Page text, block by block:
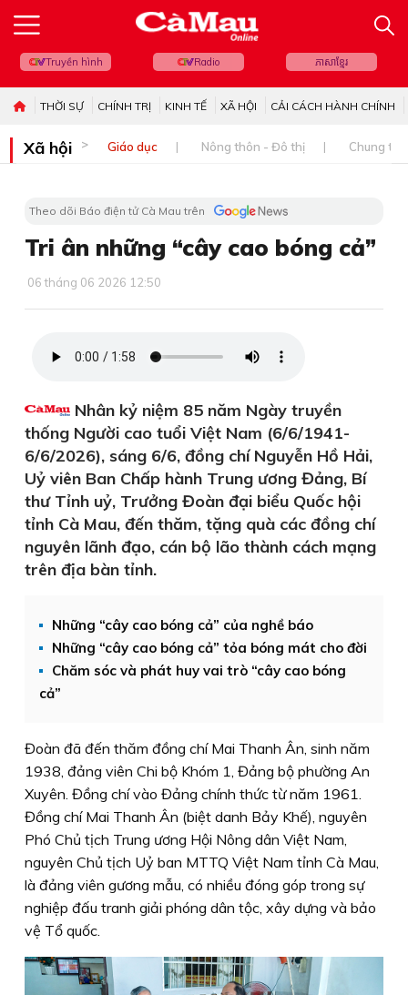
Truyền hình Radio ភាសាខ្មែរ
THỜI SỰ CHÍNH TRỊ KINH TẾ XÃ HỘI CẢI CÁCH HÀNH CHÍNH
Xã hội Giáo dục Nông thôn - Đô thị Chung
Theo dõi Báo điện tử Cà Mau trên
Tri ân những “cây cao bóng cả”
06 tháng 06 2026 12:50
Nhân kỷ niệm 85 năm Ngày truyền
thống Người cao tuổi Việt Nam (6/6/1941-
6/6/2026), sáng 6/6, đồng chí Nguyễn Hồ Hải,
Uỷ viên Ban Chấp hành Trung ương Đảng, Bí
thư Tỉnh uỷ, Trưởng Đoàn đại biểu Quốc hội
tỉnh Cà Mau, đến thăm, tặng quà các đồng chí
nguyên lãnh đạo, cán bộ lão thành cách mạng
trên địa bàn tỉnh.
Những “cây cao bóng cả” của nghề báo
Những “cây cao bóng cả” tỏa bóng mát cho đời
Chăm sóc và phát huy vai trò “cây cao bóng
cả”
Đoàn đã đến thăm đồng chí Mai Thanh Ân, sinh năm
1938, đảng viên Chi bộ Khóm 1, Đảng bộ phường An
Xuyên. Đồng chí vào Đảng chính thức từ năm 1961.
Đồng chí Mai Thanh Ân (biệt danh Bảy Khế), nguyên
Phó Chủ tịch Trung ương Hội Nông dân Việt Nam,
nguyên Chủ tịch Uỷ ban MTTQ Việt Nam tỉnh Cà Mau,
là đảng viên gương mẫu, có nhiều đóng góp trong sự
nghiệp đấu tranh giải phóng dân tộc, xây dựng và bảo
vệ Tổ quốc.